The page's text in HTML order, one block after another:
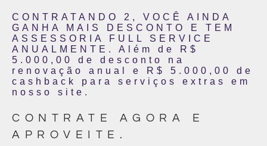
CONTRATANDO 2, VOCÊ AINDA
GANHA MAIS DESCONTO E TEM
ASSESSORIA FULL SERVICE
ANUALMENTE. Além de R$
5.000,00 de desconto na
renovação anual e R$ 5.000,00 de
cashback para serviços extras em
nosso site.
CONTRATE AGORA E
APROVEITE.